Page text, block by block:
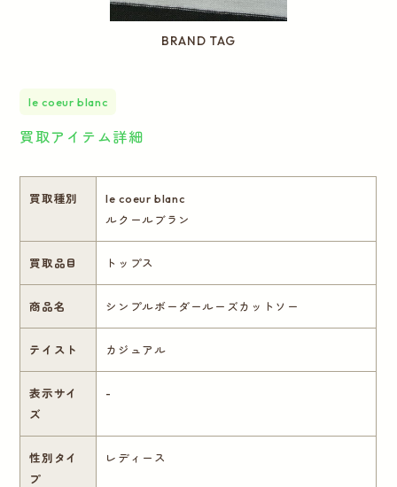
BRAND TAG
le coeur blanc
買取アイテム詳細
買取種別
le coeur blanc
ルクールブラン
買取品目 トップス
商品名 シンプルボーダールーズカットソー
テイスト カジュアル
表示サイ
ズ
-
性別タイ
プ
レディース